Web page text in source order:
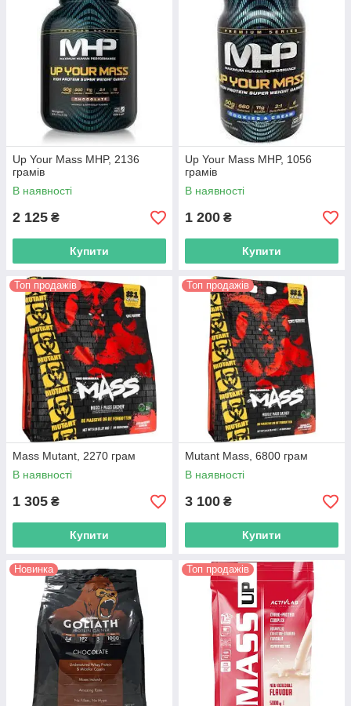
Up Your Mass MHP, 2136
грамів
В наявності
2 125 ₴
Купити
Up Your Mass MHP, 1056
грамів
В наявності
1 200 ₴
Купити
Топ продажів
Mass Mutant, 2270 грам
В наявності
1 305 ₴
Купити
Топ продажів
Mutant Mass, 6800 грам
В наявності
3 100 ₴
Купити
Новинка Топ продажів